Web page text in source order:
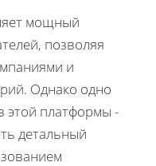
мощный
позволяя
и
Однако одно
этой платформы -
детальный